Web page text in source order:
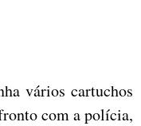
vários cartuchos
com a polícia,